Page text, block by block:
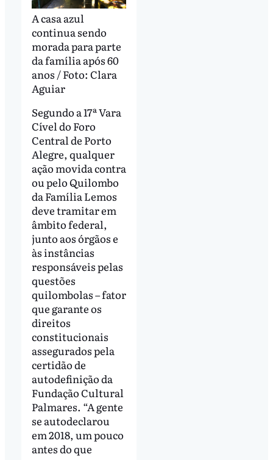
A casa azul
continua sendo
morada para parte
da família após 60
anos / Foto: Clara
Aguiar
Segundo a 17ª Vara
Cível do Foro
Central de Porto
Alegre, qualquer
ação movida contra
ou pelo Quilombo
da Família Lemos
deve tramitar em
âmbito federal,
junto aos órgãos e
às instâncias
responsáveis pelas
questões
quilombolas – fator
que garante os
direitos
constitucionais
assegurados pela
certidão de
autodefinição da
Fundação Cultural
Palmares. “A gente
se autodeclarou
em 2018, um pouco
antes do que